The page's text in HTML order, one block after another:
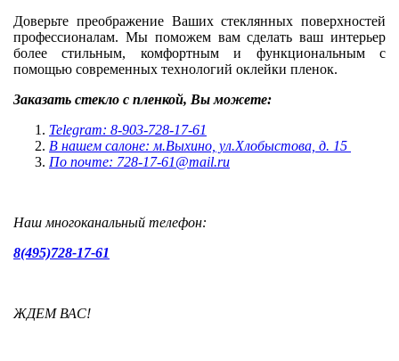
Доверьте преображение Ваших стеклянных поверхностей
профессионалам. Мы поможем вам сделать ваш интерьер
более стильным, комфортным и функциональным с
помощью современных технологий оклейки пленок.
Заказать стекло с пленкой, Вы можете:
Telegram: 8-903-728-17-61
В нашем салоне: м.Выхино, ул.Хлобыстова, д. 15
По почте: 728-17-61@mail.ru
Наш многоканальный телефон:
8(495)728-17-61
ЖДЕМ ВАС!